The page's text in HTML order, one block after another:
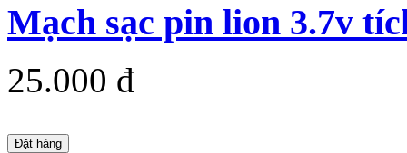
Mạch sạc pin lion 3.7v
25.000 đ
Đặt hàng